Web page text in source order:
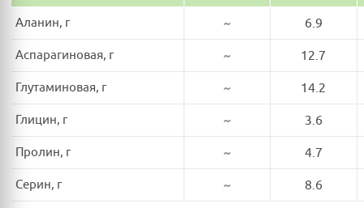
Аланин, г ~ 6.9
Аспарагиновая, г ~ 12.7
Глутаминовая, г ~ 14.2
Глицин, г ~ 3.6
Пролин, г ~ 4.7
Серин, г ~ 8.6